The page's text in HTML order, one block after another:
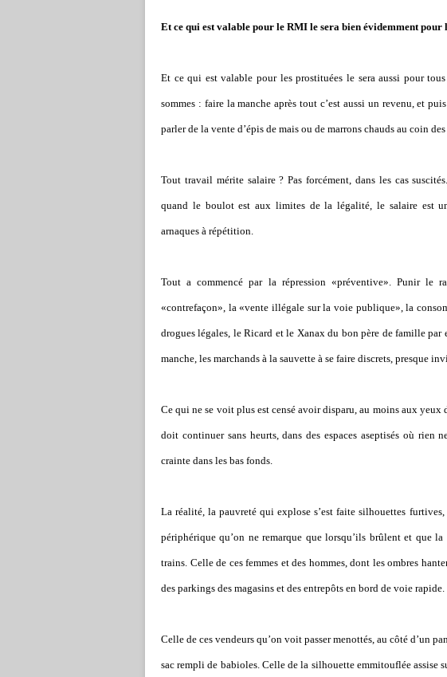
Et ce qui est valable pour le RMI le sera bien évidemment pour
Et ce qui est valable pour les prostituées le sera aussi pour
sommes : faire la manche après tout c’est aussi un revenu, et
parler de la vente d’épis de mais ou de marrons chauds au coin des
Tout travail mérite salaire ? Pas forcément, dans les cas
quand le boulot est aux limites de la légalité, le salaire est
arnaques à répétition.
Tout a commencé par la répression «préventive». Punir le
«contrefaçon», la «vente illégale sur la voie publique», la
drogues légales, le Ricard et le Xanax du bon père de famille
manche, les marchands à la sauvette à se faire discrets, presque
Ce qui ne se voit plus est censé avoir disparu, au moins aux
doit continuer sans heurts, dans des espaces aseptisés où rien
crainte dans les bas fonds.
La réalité, la pauvreté qui explose s’est faite silhouettes
périphérique qu’on ne remarque que lorsqu’ils brûlent et que
trains. Celle de ces femmes et des hommes, dont les ombres
des parkings des magasins et des entrepôts en bord de voie rapide.
Celle de ces vendeurs qu’on voit passer menottés, au côté d’un
sac rempli de babioles. Celle de la silhouette emmitouflée assise